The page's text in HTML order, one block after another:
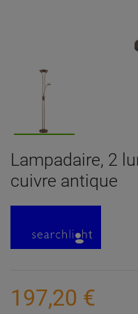
Lampadaire, 2
cuivre antique
197,20 €